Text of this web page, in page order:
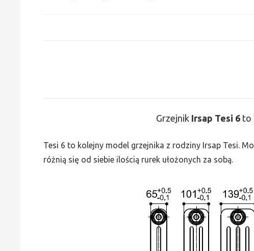
Grzejnik Irsap Tesi 6 to
Tesi 6 to kolejny model grzejnika z rodziny Irsap Tesi.
różnią się od siebie ilością rurek ułożonych za sobą.